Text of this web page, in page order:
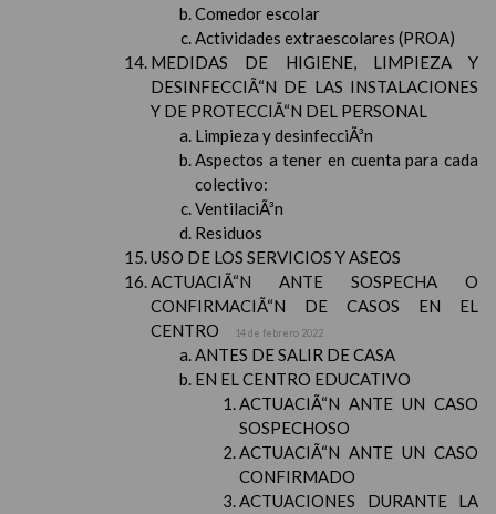
Comedor escolar
Actividades extraescolares (PROA)
MEDIDAS DE HIGIENE, LIMPIEZA Y
DESINFECCIÃ“N DE LAS INSTALACIONES
Y DE PROTECCIÃ“N DEL PERSONAL
Limpieza y desinfecciÃ³n
Aspectos a tener en cuenta para cada
colectivo:
VentilaciÃ³n
Residuos
USO DE LOS SERVICIOS Y ASEOS
ACTUACIÃ“N ANTE SOSPECHA O
CONFIRMACIÃ“N DE CASOS EN EL
CENTRO
14 de febrero 2022
ANTES DE SALIR DE CASA
EN EL CENTRO EDUCATIVO
ACTUACIÃ“N ANTE UN CASO
SOSPECHOSO
ACTUACIÃ“N ANTE UN CASO
CONFIRMADO
ACTUACIONES DURANTE LA